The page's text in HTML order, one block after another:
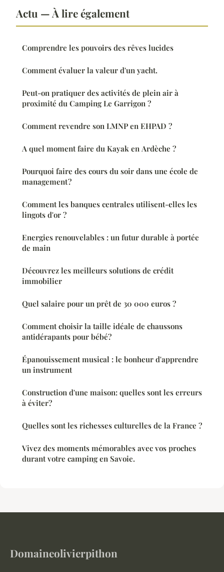
Actu — À lire également
Comprendre les pouvoirs des rêves lucides
Comment évaluer la valeur d'un yacht.
Peut-on pratiquer des activités de plein air à
proximité du Camping Le Garrigon ?
Comment revendre son LMNP en EHPAD ?
A quel moment faire du Kayak en Ardèche ?
Pourquoi faire des cours du soir dans une école de
management ?
Comment les banques centrales utilisent-elles les
lingots d'or ?
Energies renouvelables : un futur durable à portée
de main
Découvrez les meilleurs solutions de crédit
immobilier
Quel salaire pour un prêt de 30 000 euros ?
Comment choisir la taille idéale de chaussons
antidérapants pour bébé?
Épanouissement musical : le bonheur d'apprendre
un instrument
Construction d'une maison: quelles sont les erreurs
à éviter?
Quelles sont les richesses culturelles de la France ?
Vivez des moments mémorables avec vos proches
durant votre camping en Savoie.
Domaineolivierpithon